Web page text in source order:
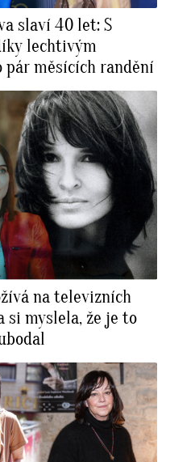
slaví 40 let: S
lechtivým
pár měsících randění
na televizních
si myslela, že je to